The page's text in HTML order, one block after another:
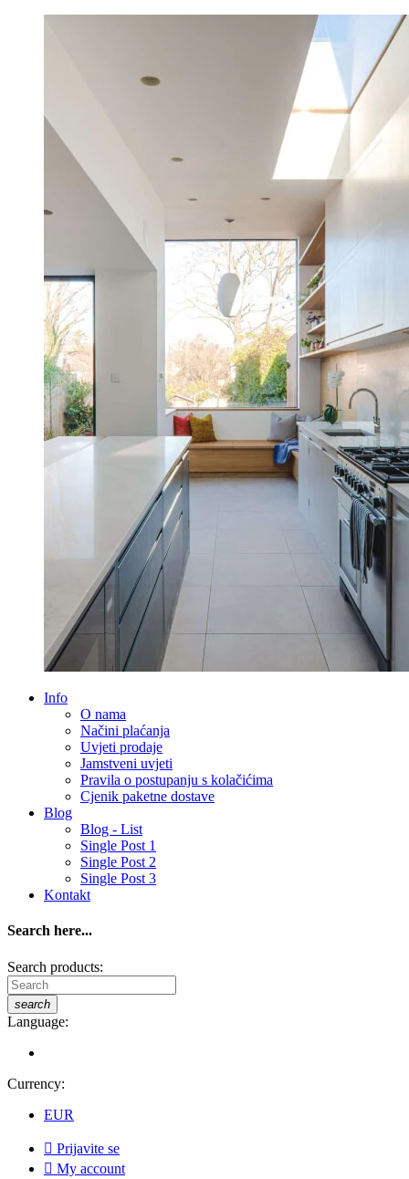
Info
O nama
Načini plaćanja
Uvjeti prodaje
Jamstveni uvjeti
Pravila o postupanju s kolačićima
Cjenik paketne dostave
Blog
Blog - List
Single Post 1
Single Post 2
Single Post 3
Kontakt
Search here...
Search products:
search
Language:
Currency:
EUR
 Prijavite se
 My account